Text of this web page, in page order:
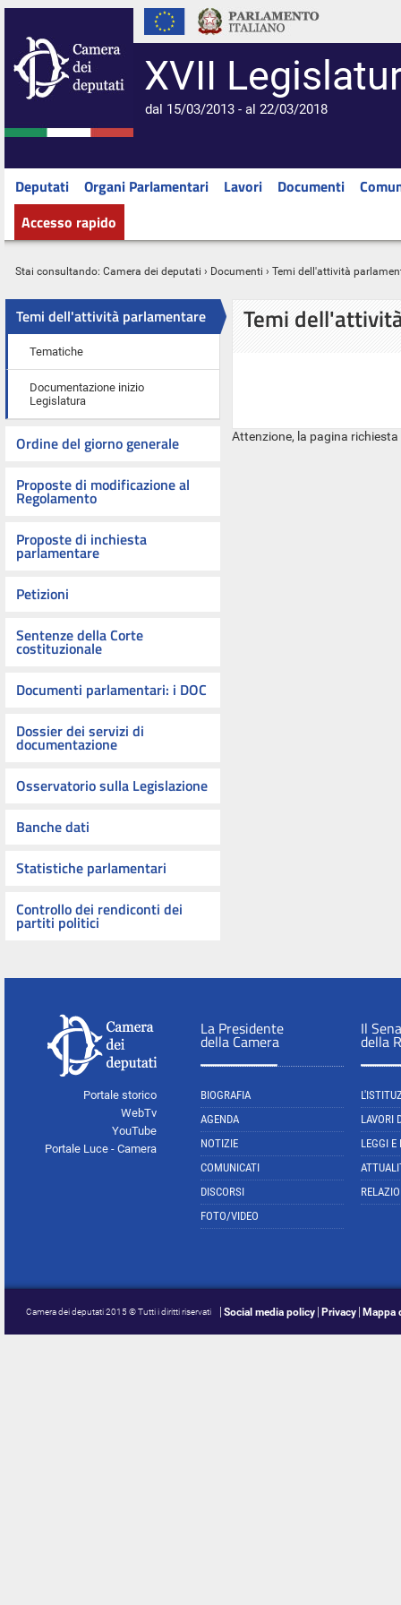
XVII
dal 15/03/2013 - al 22/03/2018
Deputati Organi Parlamentari Lavori Documenti
Accesso rapido
Stai consultando: Camera dei deputati › Documenti › Temi dell'attività
Temi dell'attività parlamentare
Tematiche
Documentazione inizio
Legislatura
Ordine del giorno generale
Proposte di modificazione al
Regolamento
Proposte di inchiesta
parlamentare
Petizioni
Sentenze della Corte
costituzionale
Documenti parlamentari: i DOC
Dossier dei servizi di
documentazione
Osservatorio sulla Legislazione
Banche dati
Statistiche parlamentari
Controllo dei rendiconti dei
partiti politici
Temi
Attenzione, la pagina
Portale storico
WebTv
YouTube
Portale Luce - Camera
La Presidente
della Camera
BIOGRAFIA
AGENDA
NOTIZIE
COMUNICATI
DISCORSI
FOTO/VIDEO
Il
della
LAVORI
LEGGI E
Camera dei deputati 2015 © Tutti i diritti riservati Social media policy Privacy Mappa